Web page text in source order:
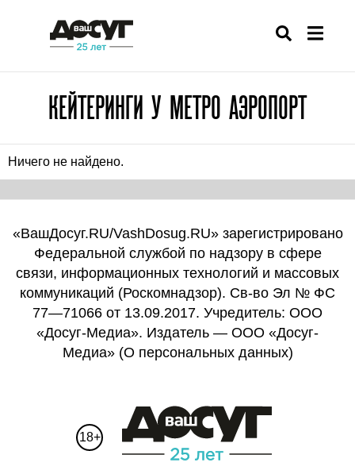
КЕЙТЕРИНГИ У МЕТРО АЭРОПОРТ
Ничего не найдено.
«ВашДосуг.RU/VashDosug.RU» зарегистрировано
Федеральной службой по надзору в сфере
связи, информационных технологий и массовых
коммуникаций (Роскомнадзор). Св-во Эл № ФС
77—71066 от 13.09.2017. Учредитель: ООО
«Досуг-Медиа». Издатель — ООО «Досуг-
Медиа» (О персональных данных)
18+